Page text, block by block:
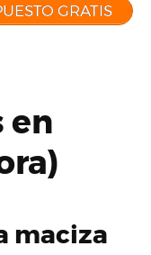
GRATIS
en
maciza